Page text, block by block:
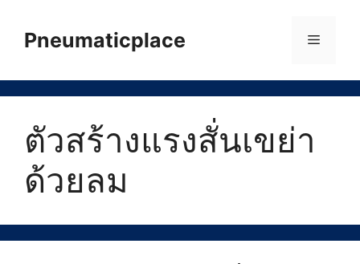
contentPneumaticplace Menu
ตัวสร้างแรงสั่นเขย่า
ด้วยลม